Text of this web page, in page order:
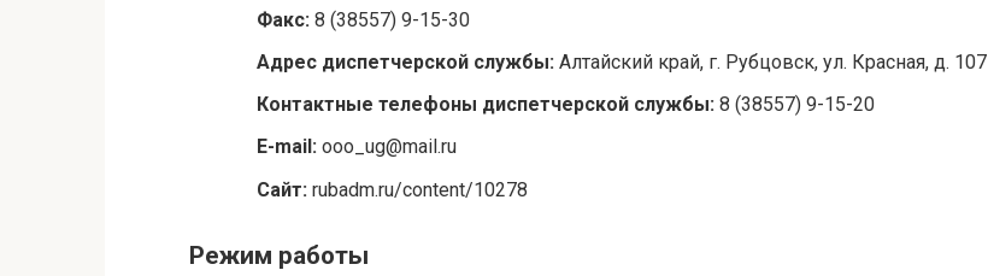
Факс: 8 (38557) 9-15-30
Адрес диспетчерской службы: Алтайский край, г. Рубцовск, ул. Красная, д. 107
Контактные телефоны диспетчерской службы: 8 (38557) 9-15-20
E-mail: ooo_ug@mail.ru
Сайт: rubadm.ru/content/10278
Режим работы